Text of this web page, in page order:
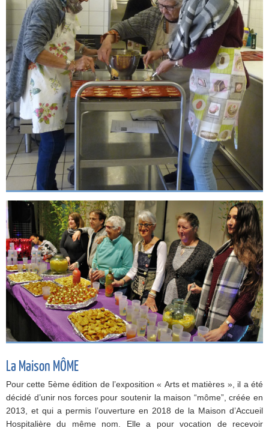
La Maison MÔME
Pour cette 5ème édition de l’exposition « Arts et matières », il a été
décidé d’unir nos forces pour soutenir la maison “môme”, créée en
2013, et qui a permis l’ouverture en 2018 de la Maison d’Accueil
Hospitalière du même nom. Elle a pour vocation de recevoir